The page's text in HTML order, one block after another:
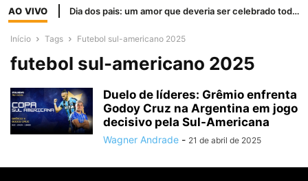
AO VIVO Dia dos pais: um amor que deveria ser celebrado todos os dias
Início Tags Futebol sul-americano 2025
futebol sul-americano 2025
Duelo de líderes: Grêmio enfrenta
Godoy Cruz na Argentina em jogo
decisivo pela Sul-Americana
Wagner Andrade - 21 de abril de 2025